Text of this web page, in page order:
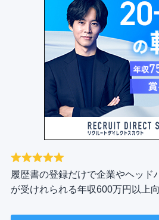
履歴書の登録だけで企業やヘッド
が受けれられる年収600万円以上